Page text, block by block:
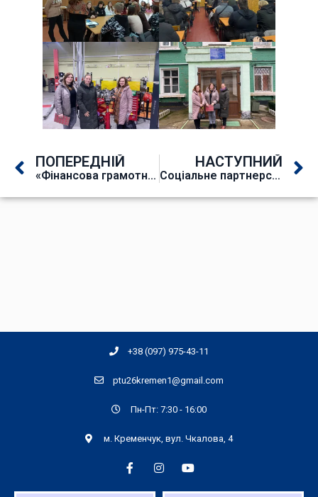
ПОПЕРЕДНІЙ
«Фінансова грамотність» від Junior Achievement Ukraine“
НАСТУПНИЙ
Соціальне партнерство – шлях у майбутнє!
+38 (097) 975-43-11
ptu26kremen1@gmail.com
Пн-Пт: 7:30 - 16:00
м. Кременчук, вул. Чкалова, 4